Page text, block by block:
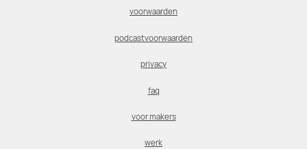
voorwaarden
podcastvoorwaarden
privacy
faq
voor makers
werk